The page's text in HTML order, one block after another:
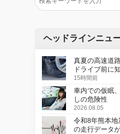
ヘッドラインニュ
真夏の高速道
ドライブ前に
15時間前
車内での仮眠
しの危険性
2026.08.05
令和8年熊本
の走行データ